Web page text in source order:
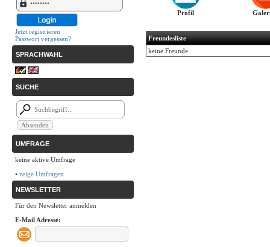
Jetzt registrieren
Passwort vergessen?
SPRACHWAHL
SUCHE
UMFRAGE
keine aktive Umfrage
• zeige Umfragen
NEWSLETTER
Für den Newsletter anmelden
E-Mail Adresse:
Profil
Freundesliste
keine Freunde